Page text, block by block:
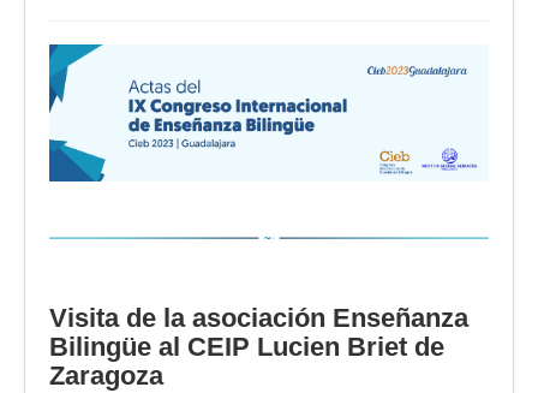
Visita de la asociación Enseñanza
Bilingüe al CEIP Lucien Briet de
Zaragoza